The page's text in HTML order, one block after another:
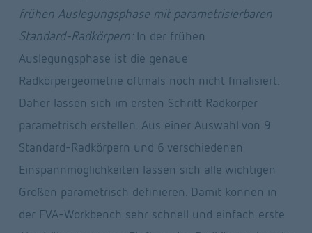
frühen Auslegungsphase mit parametrisierbaren
Standard-Radkörpern: In der frühen
Auslegungsphase ist die genaue
Radkörpergeometrie oftmals noch nicht finalisiert.
Daher lassen sich im ersten Schritt Radkörper
parametrisch erstellen. Aus einer Auswahl von 9
Standard-Radkörpern und 6 verschiedenen
Einspannmöglichkeiten lassen sich alle wichtigen
Größen parametrisch definieren. Damit können in
der FVA-Workbench sehr schnell und einfach erste